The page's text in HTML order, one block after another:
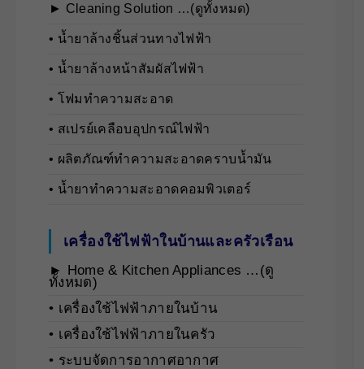
► Cleaning Solution …(ดูทั้งหมด)
• นํ้ายาล้างชิ้นส่วนทางไฟฟ้า
• นํ้ายาล้างหน้าสัมผัสไฟฟ้า
• โฟมทำความสะอาด
• สเปรย์เคลือบอุปกรณ์ไฟฟ้า
• ผลิตภัณฑ์ทำความสะอาดคราบน้ำมัน
• น้ำยาทำความสะอาดคอมพิวเตอร์
เครื่องใช้ไฟฟ้าในบ้านและครัวเรือน
► Home & Kitchen Appliances …(ดู
ทั้งหมด)
• เครื่องใช้ไฟฟ้าภายในบ้าน
• เครื่องใช้ไฟฟ้าภายในครัว
• ระบบจัดการอากาศอากาศ